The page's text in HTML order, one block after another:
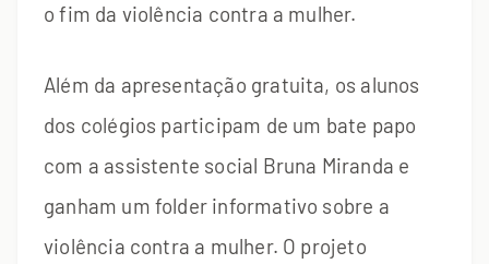
o fim da violência contra a mulher.
Além da apresentação gratuita, os alunos
dos colégios participam de um bate papo
com a assistente social Bruna Miranda e
ganham um folder informativo sobre a
violência contra a mulher. O projeto